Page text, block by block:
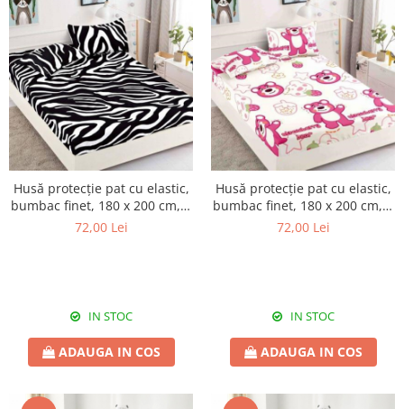
Husă protecție pat cu elastic,
bumbac finet, 180 x 200 cm, 3
piese, HPP25
72,00 Lei
IN STOC
ADAUGA IN COS
Husă protecție pat cu elastic,
bumbac finet, 180 x 200 cm, 3
piese, HPP26
72,00 Lei
IN STOC
ADAUGA IN COS